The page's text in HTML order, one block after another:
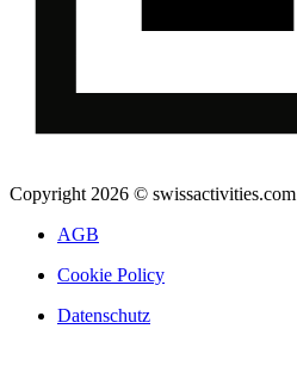
Copyright 2026 © swissactivities.com
AGB
Cookie Policy
Datenschutz